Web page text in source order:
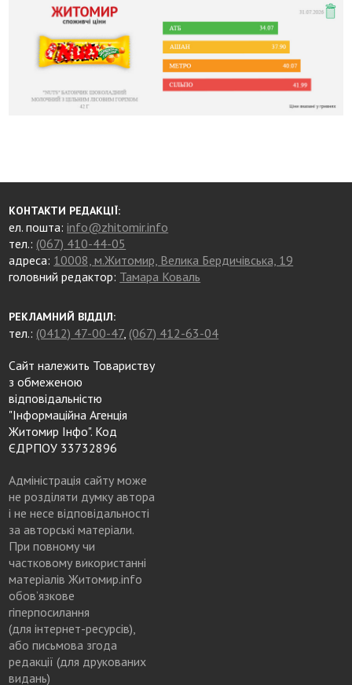
КОНТАКТИ РЕДАКЦІЇ:
ел. пошта:info@zhitomir.info
тел.: (067) 410-44-05
адреса: 10008, м.Житомир, Велика Бердичівська, 19
головний редактор: Тамара Коваль
РЕКЛАМНИЙ ВІДДІЛ:
тел.: (0412) 47-00-47, (067) 412-63-04
Сайт належить Товариству
з обмеженою
відповідальністю
"Інформаційна Агенція
Житомир Інфо". Код
ЄДРПОУ 33732896
Адміністрація сайту може
не розділяти думку автора
і не несе відповідальності
за авторські матеріали.
При повному чи
частковому використанні
матеріалів Житомир.info
обов’язкове
гіперпосилання
(для інтернет-ресурсів),
або письмова згода
редакції (для друкованих
видань)